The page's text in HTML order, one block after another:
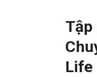
Life